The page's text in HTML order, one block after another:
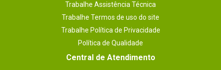
Trabalhe Assistência Técnica
Trabalhe Termos de uso do site
Trabalhe Política de Privacidade
Política de Qualidade
Central de Atendimento